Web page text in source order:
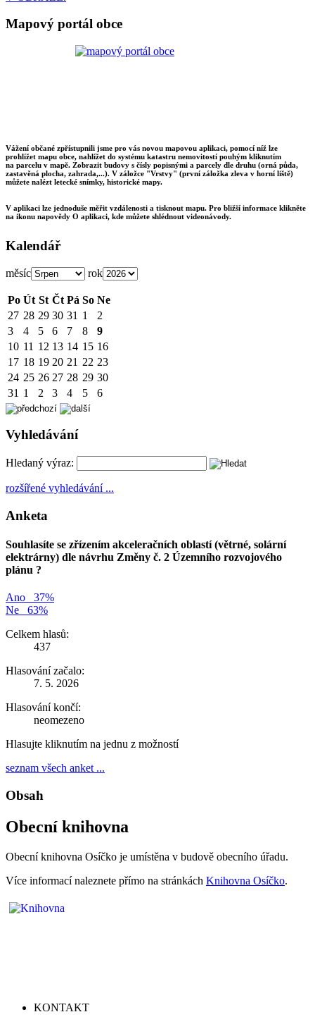
Mapový portál obce
Vážení občané zpřístupnili jsme pro vás novou mapovou aplikaci, pomocí níž lze
prohlížet mapu obce, nahlížet do systému katastru nemovitostí pouhým kliknutím
na parcelu v mapě. Zobrazit budovy s čísly popisnými a parcely dle druhu (orná půda,
zastavěná plocha, zahrada,...). V záložce "Vrstvy" (první záložka zleva v horní liště)
můžete nalézt letecké snímky, historické mapy.
V aplikaci lze jednoduše měřit vzdálenosti a tisknout mapu. Pro bližší informace klikněte
na ikonu napovědy O aplikaci, kde můžete shlédnout videonávody.
Kalendář
měsíc rok
Po Út St Čt Pá So Ne
27 28 29 30 31 1
2
3
4 5 6 7 8
9
10 11 12 13 14 15 16
17 18 19 20 21 22 23
24 25 26 27 28 29 30
31 1 2 3 4 5 6
Vyhledávání
Hledaný výraz:
rozšířené vyhledávání ...
Anketa
Souhlasíte se zřízením akceleračních oblastí (větrné, solární
elektrárny) dle návrhu Změny č. 2 Územního rozvojového
plánu ?
Ano
37%
Ne
63%
Celkem hlasů:
437
Hlasování začalo:
7. 5. 2026
Hlasování končí:
neomezeno
Hlasujte kliknutím na jednu z možností
seznam všech anket ...
Obsah
Obecní knihovna
Obecní knihovna Osíčko je umístěna v budově obecního úřadu.
Více informací naleznete přímo na stránkách Knihovna Osíčko.
KONTAKT